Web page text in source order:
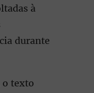
à
durante
o texto